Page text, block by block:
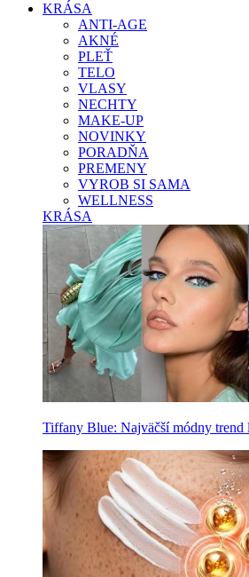
KRÁSA
ANTI-AGE
AKNÉ
PLEŤ
TELO
VLASY
NECHTY
MAKE-UP
NOVINKY
PORADŇA
PREMENY
VYROB SI SAMA
WELLNESS
KRÁSA
Tiffany Blue: Najväčší módny